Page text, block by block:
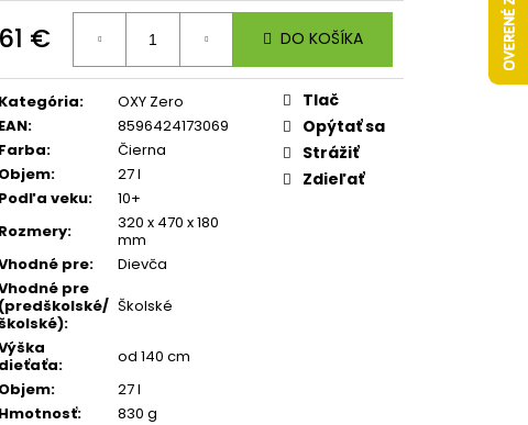
61 €
Jednotková
DO KOŠÍKA
Kategória:
OXY Zero
EAN:
8596424173069
Farba:
Čierna
Objem:
27 l
Podľa veku:
10+
Rozmery:
320 x 470 x 180
mm
pre:
Dievča
pre
(predškolské/
školské):
Školské
dieťaťa:
od 140 cm
Objem:
27 l
Hmotnosť:
830 g
Tlač
Opýtať sa
Strážiť
Zdieľať
Nasledujúce
A4 JUMBO PLAYWORLD